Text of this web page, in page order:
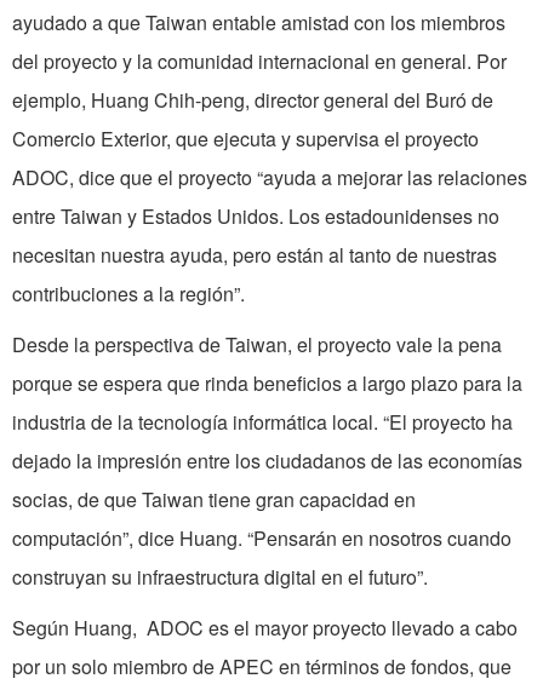
ayudado a que Taiwan entable amistad con los miembros
del proyecto y la comunidad internacional en general. Por
ejemplo, Huang Chih-peng, director general del Buró de
Comercio Exterior, que ejecuta y supervisa el proyecto
ADOC, dice que el proyecto “ayuda a mejorar las relaciones
entre Taiwan y Estados Unidos. Los estadounidenses no
necesitan nuestra ayuda, pero están al tanto de nuestras
contribuciones a la región”.
Desde la perspectiva de Taiwan, el proyecto vale la pena
porque se espera que rinda beneficios a largo plazo para la
industria de la tecnología informática local. “El proyecto ha
dejado la impresión entre los ciudadanos de las economías
socias, de que Taiwan tiene gran capacidad en
computación”, dice Huang. “Pensarán en nosotros cuando
construyan su infraestructura digital en el futuro”.
Según Huang, ADOC es el mayor proyecto llevado a cabo
por un solo miembro de APEC en términos de fondos, que